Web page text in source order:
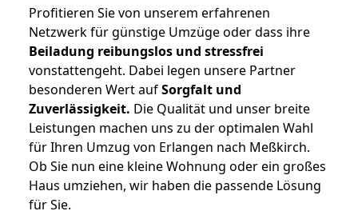
Profitieren Sie von unserem erfahrenen
Netzwerk für günstige Umzüge oder dass ihre
Beiladung reibungslos und stressfrei
vonstattengeht. Dabei legen unsere Partner
besonderen Wert aufSorgfalt und
Zuverlässigkeit. Die Qualität und unser breite
Leistungen machen uns zu der optimalen Wahl
für Ihren Umzug von Erlangen nach Meßkirch.
Ob Sie nun eine kleine Wohnung oder ein großes
Haus umziehen, wir haben die passende Lösung
für Sie.